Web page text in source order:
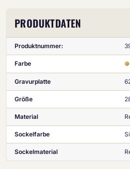
PRODUKTDATEN
Produktnummer:
Farbe
Gravurplatte
Größe
Material
Sockelfarbe
Sockelmaterial